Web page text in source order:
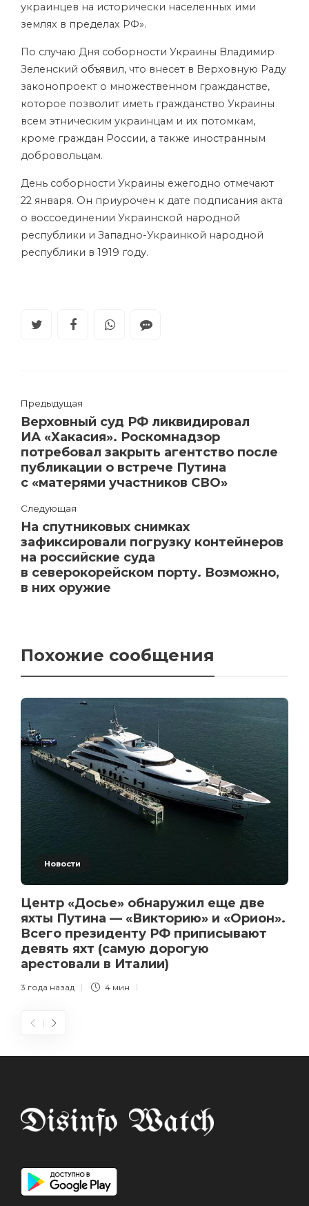
украинцев на исторически населенных ими
землях в пределах РФ».
По случаю Дня соборности Украины Владимир
Зеленский объявил, что внесет в Верховную Раду
законопроект о множественном гражданстве,
которое позволит иметь гражданство Украины
всем этническим украинцам и их потомкам,
кроме граждан России, а также иностранным
добровольцам.
День соборности Украины ежегодно отмечают
22 января. Он приурочен к дате подписания акта
о воссоединении Украинской народной
республики и Западно-Украинкой народной
республики в 1919 году.
Предыдущая
Верховный суд РФ ликвидировал
ИА «Хакасия». Роскомнадзор
потребовал закрыть агентство после
публикации о встрече Путина
с «матерями участников СВО»
Следующая
На спутниковых снимках
зафиксировали погрузку контейнеров
на российские суда
в северокорейском порту. Возможно,
в них оружие
Похожие сообщения
Новости
Центр «Досье» обнаружил еще две
яхты Путина — «Викторию» и «Орион».
Всего президенту РФ приписывают
девять яхт (самую дорогую
арестовали в Италии)
3 года назад 4 мин